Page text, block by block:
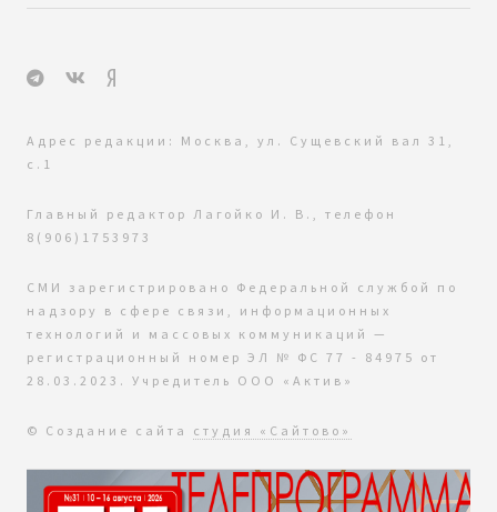
Адрес редакции: Москва, ул. Сущевский вал 31,
с.1
Главный редактор Лагойко И. В., телефон
8(906)1753973
СМИ зарегистрировано Федеральной службой по
надзору в сфере связи, информационных
технологий и массовых коммуникаций —
регистрационный номер ЭЛ № ФС 77 - 84975 от
28.03.2023. Учредитель ООО «Актив»
© Создание сайта студия «Сайтово»